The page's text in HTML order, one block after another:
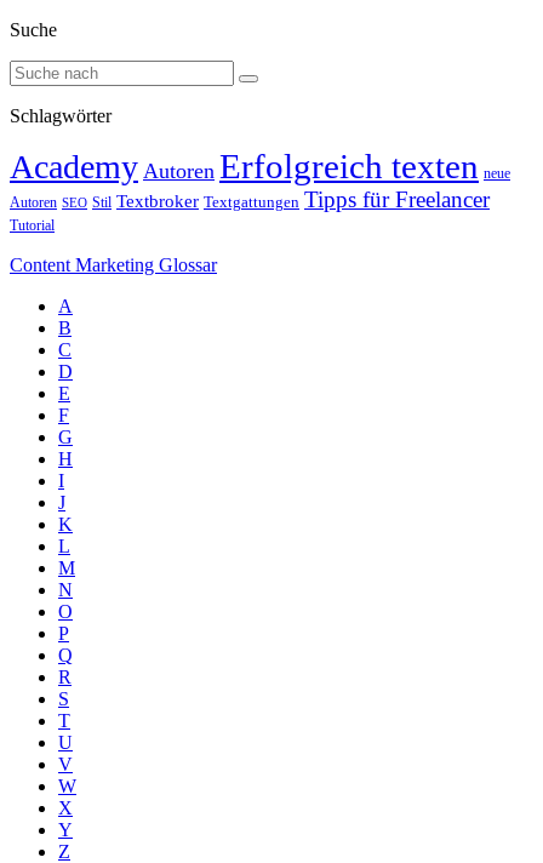
Suche
Schlagwörter
Academy Autoren Erfolgreich texten neue
Autoren SEO Stil Textbroker Textgattungen Tipps für Freelancer
Tutorial
Content Marketing Glossar
A
B
C
D
E
F
G
H
I
J
K
L
M
N
O
P
Q
R
S
T
U
V
W
X
Y
Z